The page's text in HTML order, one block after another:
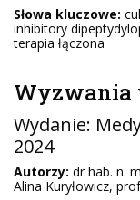
Słowa kluczowe:
inhibitory
terapia łączona
Wyzwania
Wydanie:
2024
Autorzy: dr hab. n.
Alina Kuryłowicz,